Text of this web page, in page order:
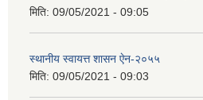
मिति: 09/05/2021 - 09:05
स्थानीय स्वायत्त शासन ए‍ेन-२०५५
मिति: 09/05/2021 - 09:03